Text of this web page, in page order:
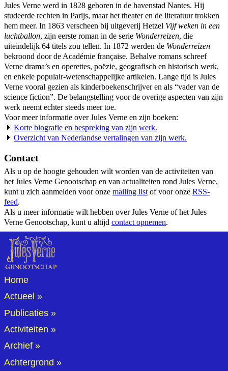
Jules Verne werd in 1828 geboren in de havenstad Nantes. Hij
studeerde rechten in Parijs, maar het theater en de literatuur trokken
hem meer. In 1863 verscheen bij uitgeverij Hetzel Vijf weken in een
luchtballon, zijn eerste roman in de serie Wonderreizen, die
uiteindelijk 64 titels zou tellen. In 1872 werden de Wonderreizen
bekroond door de Académie française. Behalve romans schreef
Verne drama’s en operettes, poëzie, geografisch en historisch werk,
en enkele populair-wetenschappelijke artikelen. Lange tijd is Jules
Verne vooral gezien als kinderboekenschrijver en als “vader van de
science fiction”. De belangstelling voor de overige aspecten van zijn
werk neemt echter steeds meer toe.
Voor meer informatie over Jules Verne en zijn boeken:
Korte biografie en bespreking van zijn werk.
Overzicht van Nederlandse vertalingen van zijn werk.
Contact
Als u op de hoogte gehouden wilt worden van de activiteiten van
het Jules Verne Genootschap en van actualiteiten rond Jules Verne,
kunt u zich aanmelden voor onze mailing list of voor onze RSS-
feed.
Als u meer informatie wilt hebben over Jules Verne of het Jules
Verne Genootschap, kunt u altijd contact opnemen.
Home
Actueel
Publicaties
Activiteiten
Archief
Achtergrond